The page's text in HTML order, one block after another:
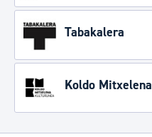
Tabakalera
Koldo Mitxelena